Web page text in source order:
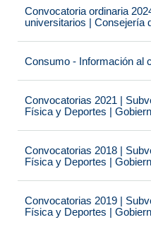
Convocatoria ordinaria
universitarios | Consejería
Consumo - Información al
Convocatorias 2021 |
Física y Deportes |
Convocatorias 2018 |
Física y Deportes |
Convocatorias 2019 |
Física y Deportes |